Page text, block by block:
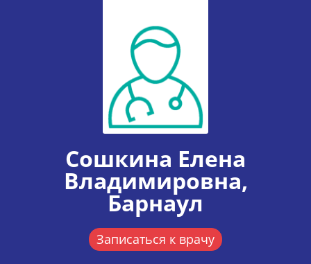
Сошкина Елена
Владимировна,
Барнаул
Записаться к врачу